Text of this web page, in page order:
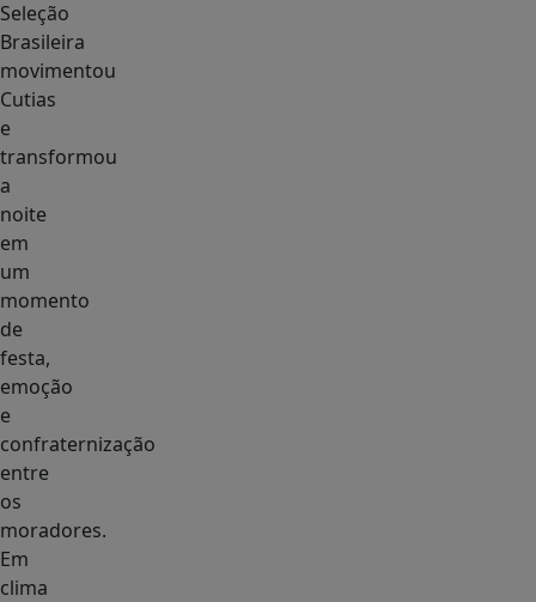
Seleção
Brasileira
movimentou
Cutias
e
transformou
a
noite
em
um
momento
de
festa,
emoção
e
confraternização
entre
os
moradores.
Em
clima